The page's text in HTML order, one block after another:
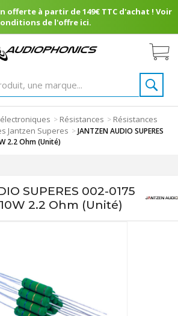
offerte à partir de 149€ TTC d'achat ! Voir
de l'offre ici.
> Résistances > Résistances
Jantzen Superes >JANTZEN AUDIO SUPERES
2.2 Ohm (Unité)
SUPERES 002-0175
2.2 Ohm (Unité)